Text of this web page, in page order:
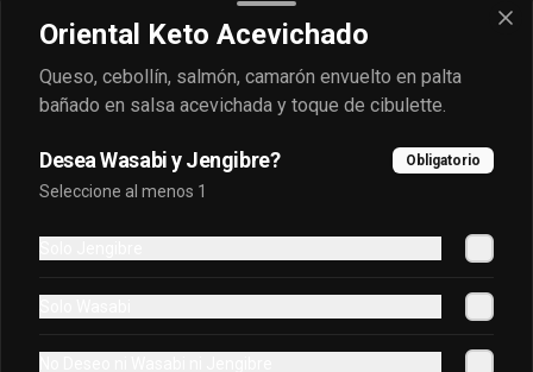
Oriental Tuna Acevichado
Camaron Furai, palta, queso, cebollin
Osaka Oriental
Oriental Keto Acevichado
Queso, cebollín, salmón, camarón envuelto en palta
bañado en salsa acevichada y toque de cibulette.
Desea Wasabi y Jengibre? Obligatorio
Seleccione al menos 1